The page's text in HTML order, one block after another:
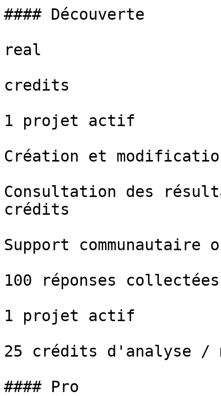
#### Découverte
real
credits
1 projet actif
Création et
Consultation des
crédits
Support communautaire
100 réponses
1 projet actif
25 crédits d'analyse /
#### Pro